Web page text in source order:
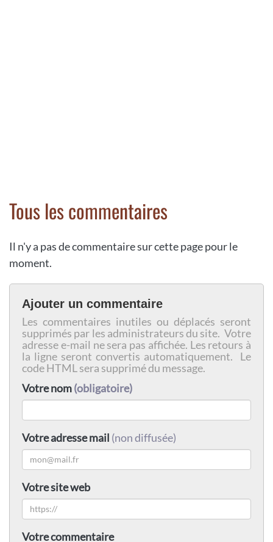
Tous les commentaires
Il n'y a pas de commentaire sur cette page pour le
moment.
Ajouter un commentaire
Les commentaires inutiles ou déplacés seront
supprimés par les administrateurs du site. Votre
adresse e-mail ne sera pas affichée. Les retours à
la ligne seront convertis automatiquement. Le
code HTML sera supprimé du message.
Votre nom(obligatoire)
Votre adresse mail (non diffusée)
Votre site web
Votre commentaire